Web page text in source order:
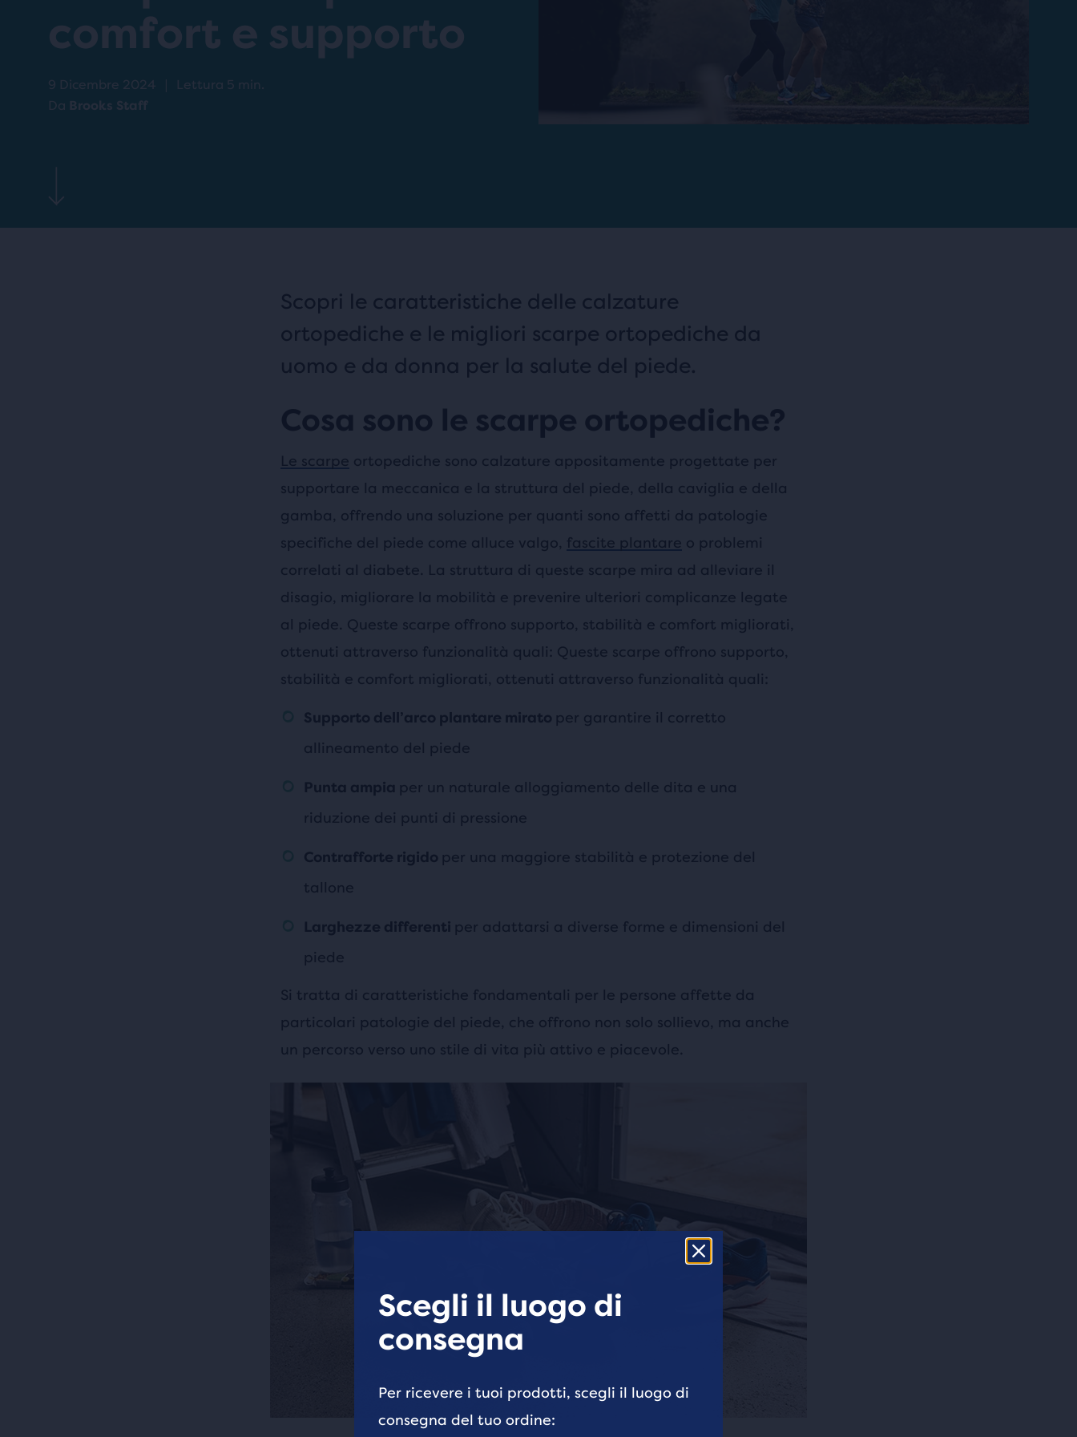
comfort e supporto
9 Dicembre 2024 |
Lettura 5 min.
Da Brooks Staff
Scopri le caratteristiche delle calzature
ortopediche e le migliori scarpe ortopediche da
uomo e da donna per la salute del piede.
Cosa sono le scarpe ortopediche?
Le scarpe ortopediche sono calzature appositamente progettate per
supportare la meccanica e la struttura del piede, della caviglia e della
gamba, offrendo una soluzione per quanti sono affetti da patologie
specifiche del piede come alluce valgo, fascite plantare o problemi
correlati al diabete. La struttura di queste scarpe mira ad alleviare il
disagio, migliorare la mobilità e prevenire ulteriori complicanze legate
al piede. Queste scarpe offrono supporto, stabilità e comfort migliorati,
ottenuti attraverso funzionalità quali: Queste scarpe offrono supporto,
stabilità e comfort migliorati, ottenuti attraverso funzionalità quali:
Supporto dell’arco plantare mirato per garantire il corretto
allineamento del piede
Punta ampia per un naturale alloggiamento delle dita e una
riduzione dei punti di pressione
Contrafforte rigido per una maggiore stabilità e protezione del
tallone
Larghezze differenti per adattarsi a diverse forme e dimensioni del
piede
Si tratta di caratteristiche fondamentali per le persone affette da
particolari patologie del piede, che offrono non solo sollievo, ma anche
un percorso verso uno stile di vita più attivo e piacevole.
Scegli il luogo di
consegna
Per ricevere i tuoi prodotti, scegli il luogo di
consegna del tuo ordine: